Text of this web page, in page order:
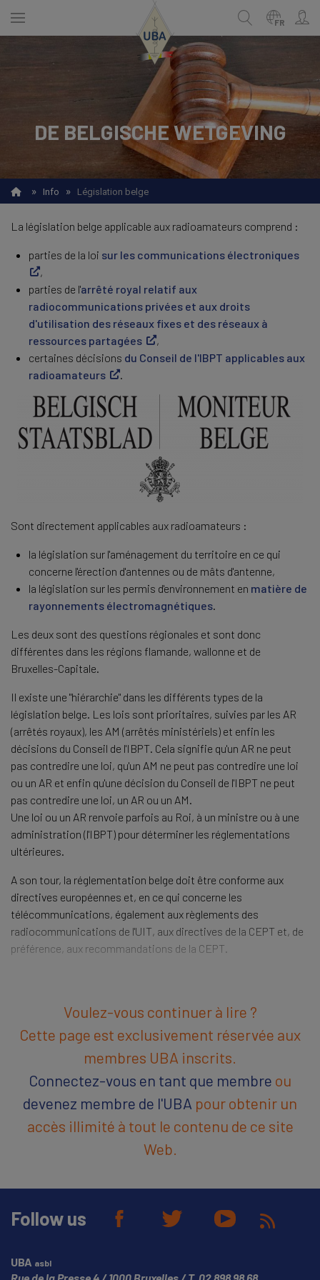
FR
NEDERLANDS
FRANÇAIS
DE BELGISCHE WETGEVING
» Info » Législation belge
La législation belge applicable aux radioamateurs comprend :
parties de la loi sur les communications électroniques
,
parties de l'arrêté royal relatif aux
radiocommunications privées et aux droits
d'utilisation des réseaux fixes et des réseaux à
ressources partagées
,
certaines décisions du Conseil de l'IBPT applicables aux
radioamateurs
.
Sont directement applicables aux radioamateurs :
la législation sur l'aménagement du territoire en ce qui
concerne l'érection d'antennes ou de mâts d'antenne,
la législation sur les permis d'environnement en matière de
rayonnements électromagnétiques.
Les deux sont des questions régionales et sont donc
différentes dans les régions flamande, wallonne et de
Bruxelles-Capitale.
Il existe une "hiérarchie" dans les différents types de la
législation belge. Les lois sont prioritaires, suivies par les AR
(arrêtés royaux), les AM (arrêtés ministériels) et enfin les
décisions du Conseil de l'IBPT. Cela signifie qu'un AR ne peut
pas contredire une loi, qu'un AM ne peut pas contredire une loi
ou un AR et enfin qu'une décision du Conseil de l'IBPT ne peut
pas contredire une loi, un AR ou un AM.
Une loi ou un AR renvoie parfois au Roi, à un ministre ou à une
administration (l'IBPT) pour déterminer les réglementations
ultérieures.
A son tour, la réglementation belge doit être conforme aux
directives européennes et, en ce qui concerne les
télécommunications, également aux règlements des
radiocommunications de l'UIT, aux directives de la CEPT et, de
préférence, aux recommandations de la CEPT.
Voulez-vous continuer à lire ?
Cette page est exclusivement réservée aux
membres UBA inscrits.
Connectez-vous en tant que membre ou
devenez membre de l'UBA pour obtenir un
accès illimité à tout le contenu de ce site
Web.
Follow us
UBA asbl